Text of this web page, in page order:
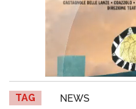
TAG NEWS